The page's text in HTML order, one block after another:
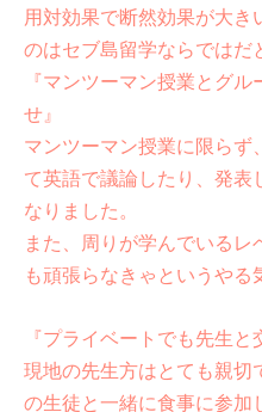
用対効果で断然効果が大き
のはセブ島留学ならではだ
『マンツーマン授業とグ
せ』
マンツーマン授業に限らず
て英語で議論したり、発表
なりました。
また、周りが学んでいる
も頑張らなきゃというやる
『プライベートでも先生と
現地の先生方はとても親切
の生徒と一緒に食事に参加